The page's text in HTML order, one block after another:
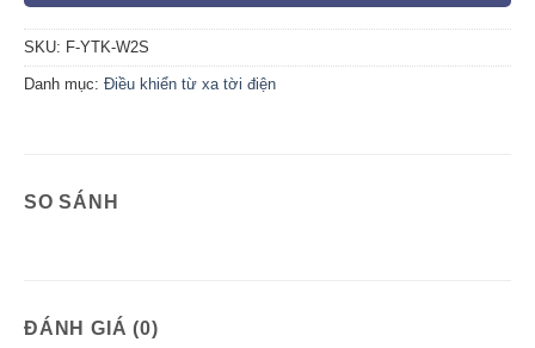
SKU: F-YTK-W2S
Danh mục: Điều khiển từ xa tời điện
SO SÁNH
ĐÁNH GIÁ (0)